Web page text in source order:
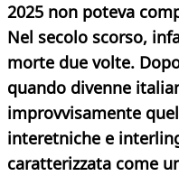
2025 non poteva
Nel secolo scorso,
morte due volte.
quando divenne
improvvisamente
interetniche e
caratterizzata come